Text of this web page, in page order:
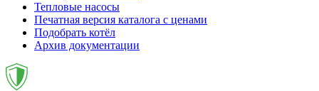
Тепловые насосы
Печатная версия каталога с ценами
Подобрать котёл
Архив документации